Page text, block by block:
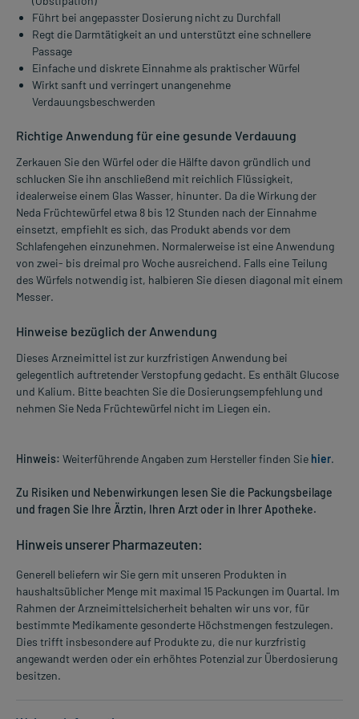
Führt bei angepasster Dosierung nicht zu Durchfall
Regt die Darmtätigkeit an und unterstützt eine schnellere
Passage
Einfache und diskrete Einnahme als praktischer Würfel
Wirkt sanft und verringert unangenehme
Verdauungsbeschwerden
Richtige Anwendung für eine gesunde Verdauung
Zerkauen Sie den Würfel oder die Hälfte davon gründlich und
schlucken Sie ihn anschließend mit reichlich Flüssigkeit,
idealerweise einem Glas Wasser, hinunter. Da die Wirkung der
Neda Früchtewürfel etwa 8 bis 12 Stunden nach der Einnahme
einsetzt, empfiehlt es sich, das Produkt abends vor dem
Schlafengehen einzunehmen. Normalerweise ist eine Anwendung
von zwei- bis dreimal pro Woche ausreichend. Falls eine Teilung
des Würfels notwendig ist, halbieren Sie diesen diagonal mit einem
Messer.
Hinweise bezüglich der Anwendung
Dieses Arzneimittel ist zur kurzfristigen Anwendung bei
gelegentlich auftretender Verstopfung gedacht. Es enthält Glucose
und Kalium. Bitte beachten Sie die Dosierungsempfehlung und
nehmen Sie Neda Früchtewürfel nicht im Liegen ein.
Hinweis: Weiterführende Angaben zum Hersteller finden Sie hier.
Zu Risiken und Nebenwirkungen lesen Sie die Packungsbeilage
und fragen Sie Ihre Ärztin, Ihren Arzt oder in Ihrer Apotheke.
Hinweis unserer Pharmazeuten:
Generell beliefern wir Sie gern mit unseren Produkten in
haushaltsüblicher Menge mit maximal 15 Packungen im Quartal. Im
Rahmen der Arzneimittelsicherheit behalten wir uns vor, für
bestimmte Medikamente gesonderte Höchstmengen festzulegen.
Dies trifft insbesondere auf Produkte zu, die nur kurzfristig
angewandt werden oder ein erhöhtes Potenzial zur Überdosierung
besitzen.